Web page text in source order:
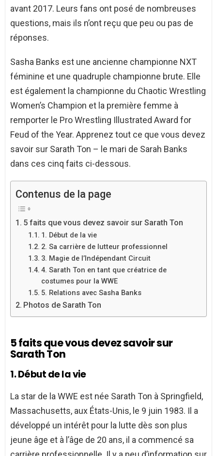
avant 2017. Leurs fans ont posé de nombreuses
questions, mais ils n’ont reçu que peu ou pas de
réponses.
Sasha Banks est une ancienne championne NXT
féminine et une quadruple championne brute. Elle
est également la championne du Chaotic Wrestling
Women’s Champion et la première femme à
remporter le Pro Wrestling Illustrated Award for
Feud of the Year. Apprenez tout ce que vous devez
savoir sur Sarath Ton – le mari de Sarah Banks
dans ces cinq faits ci-dessous.
Contenus de la page
5 faits que vous devez savoir sur Sarath Ton
1. Début de la vie
2. Sa carrière de lutteur professionnel
3. Magie de l’Indépendant Circuit
4. Sarath Ton en tant que créatrice de
costumes pour la WWE
5. Relations avec Sasha Banks
Photos de Sarath Ton
5 faits que vous devez savoir sur
Sarath Ton
1. Début de la vie
La star de la WWE est née Sarath Ton à Springfield,
Massachusetts, aux États-Unis, le 9 juin 1983. Il a
développé un intérêt pour la lutte dès son plus
jeune âge et à l’âge de 20 ans, il a commencé sa